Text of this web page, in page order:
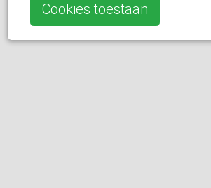
Cookies toestaan